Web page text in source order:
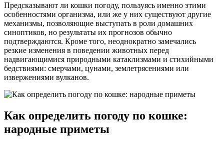
Предсказывают ли кошки погоду, пользуясь именно этими
особенностями организма, или же у них существуют другие
механизмы, позволяющие выступать в роли домашних
синоптиков, но результаты их прогнозов обычно
подтверждаются. Кроме того, неоднократно замечались
резкие изменения в поведении животных перед
надвигающимися природными катаклизмами и стихийными
бедствиями: смерчами, цунами, землетрясениями или
извержениями вулканов.
Как определить погоду по кошке:
народные приметы